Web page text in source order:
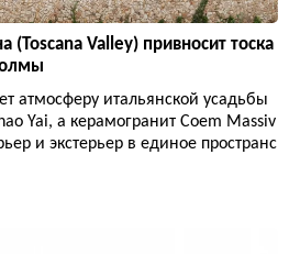
(Toscana Valley) привносит тоска
атмосферу итальянской усадьбы
Yai, а керамогранит Coem Massiv
и экстерьер в единое пространс